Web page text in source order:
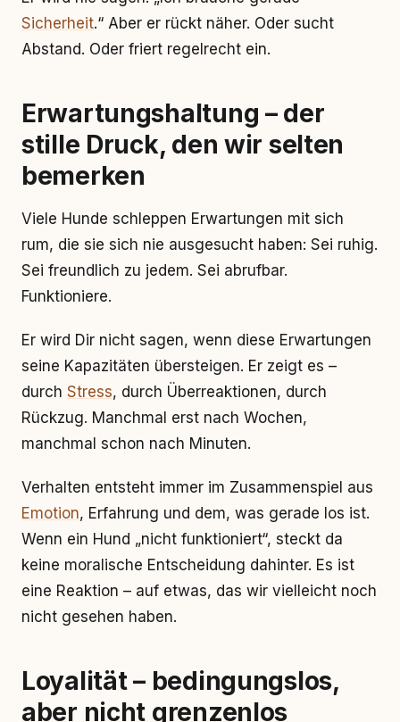
Sicherheit.“ Aber er rückt näher. Oder sucht
Abstand. Oder friert regelrecht ein.
Erwartungshaltung – der
stille Druck, den wir selten
bemerken
Viele Hunde schleppen Erwartungen mit sich
rum, die sie sich nie ausgesucht haben: Sei ruhig.
Sei freundlich zu jedem. Sei abrufbar.
Funktioniere.
Er wird Dir nicht sagen, wenn diese Erwartungen
seine Kapazitäten übersteigen. Er zeigt es –
durch Stress, durch Überreaktionen, durch
Rückzug. Manchmal erst nach Wochen,
manchmal schon nach Minuten.
Verhalten entsteht immer im Zusammenspiel aus
Emotion, Erfahrung und dem, was gerade los ist.
Wenn ein Hund „nicht funktioniert“, steckt da
keine moralische Entscheidung dahinter. Es ist
eine Reaktion – auf etwas, das wir vielleicht noch
nicht gesehen haben.
Loyalität – bedingungslos,
aber nicht grenzenlos